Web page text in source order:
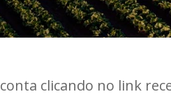
clicando no link